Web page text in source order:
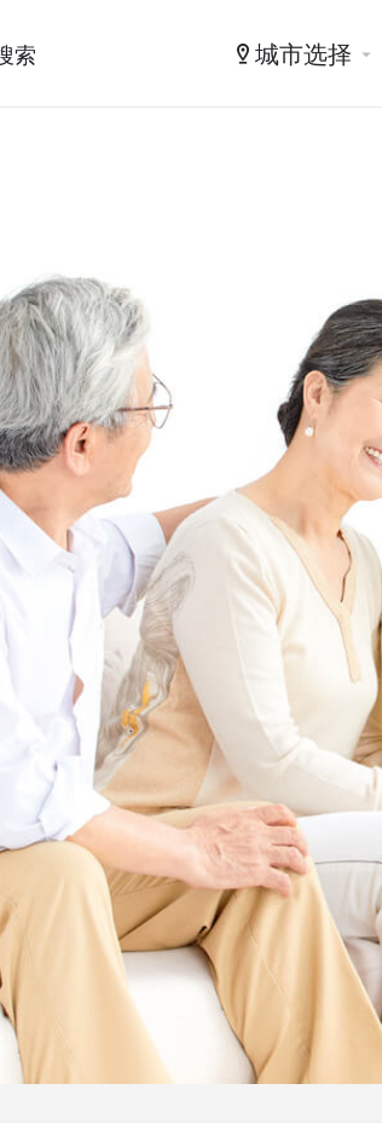
城市选择
基本信息 详细
在线咨询